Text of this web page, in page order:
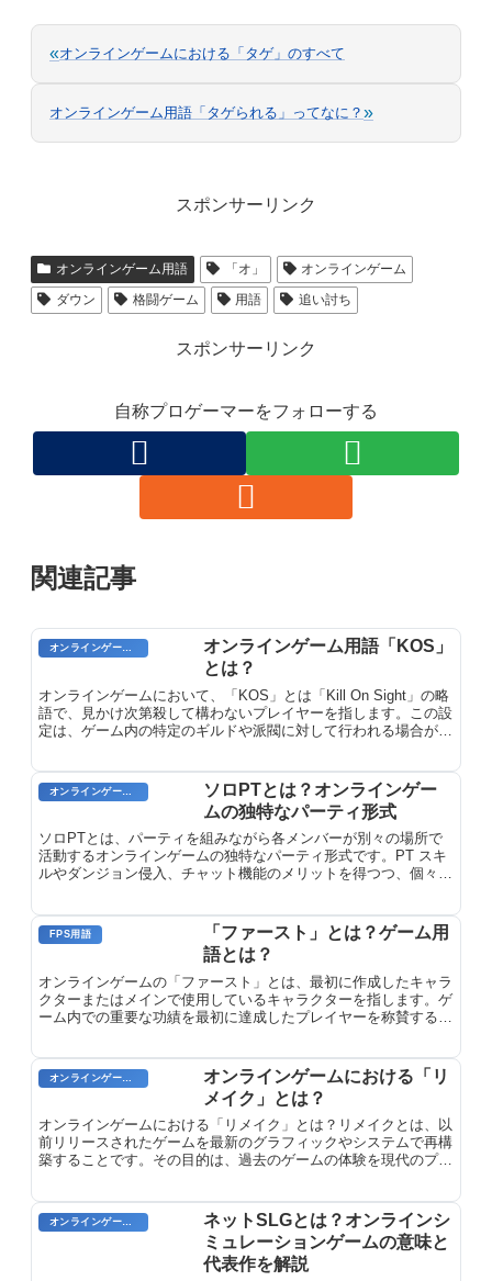
«オンラインゲームにおける「タゲ」のすべて
オンラインゲーム用語「タゲられる」ってなに？ »
スポンサーリンク
オンラインゲーム用語 「オ」
オンラインゲーム
ダウン
格闘ゲーム 用語 追い討ち
スポンサーリンク
自称プロゲーマーをフォローする
関連記事
オンラインゲームのプレイに関する用語
オンラインゲーム用語「KOS」
とは？
オンラインゲームにおいて、「KOS」とは「Kill On Sight」の略
語で、見かけ次第殺して構わないプレイヤーを指します。この設
定は、ゲーム内の特定のギルドや派閥に対して行われる場合が多
攻撃を受けても反撃することができません。
ソロPTとは？オンラインゲー
ムの独特なパーティ形式
ソロPTとは、パーティを組みながら各メンバーが別々の場所で
活動するオンラインゲームの独特なパーティ形式です。PT スキ
ルやダンジョン侵入、チャット機能のメリットを得つつ、個々の
FPS用語
「ファースト」とは？ゲーム用
語とは？
オンラインゲームの「ファースト」とは、最初に作成したキャラ
クターまたはメインで使用しているキャラクターを指します。ゲ
ーム内での重要な功績を最初に達成したプレイヤーを称賛する際
オンラインゲーム用語
オンラインゲームにおける「リ
メイク」とは？
オンラインゲームにおける「リメイク」とは？リメイクとは、以
前リリースされたゲームを最新のグラフィックやシステムで再構
築することです。その目的は、過去のゲームの体験を現代のプレ
たグラフィックや、最新プラットフォームに対応したゲームエン
ジンで再構築されています。
ネットSLGとは？オンラインシ
ミュレーションゲームの意味と
代表作を解説